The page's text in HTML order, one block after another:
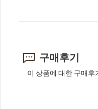
구매후기
이 상품에 대한 구매후